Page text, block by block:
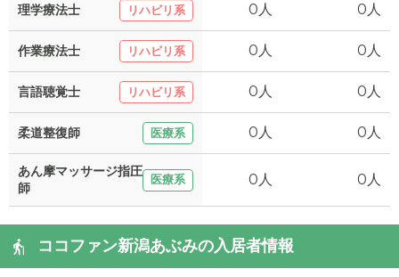
理学療法士 リハビリ系 0人 0人
作業療法士 リハビリ系 0人 0人
言語聴覚士 リハビリ系 0人 0人
柔道整復師 医療系 0人 0人
あん摩マッサージ指圧
師
医療系 0人 0人
ココファン新潟あぶみの入居者情報